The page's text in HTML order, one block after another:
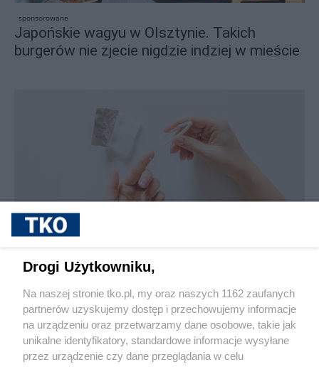
sponsorowane
Japońskie wagyu w Olsztynie. Takich
burgerów nie zjecie nigdzie indziej w mieście
Jak rozpoznać, że soczewki kontaktowe są
Pokaż więcej
Drogi Użytkowniku,
Na naszej stronie tko.pl, my oraz naszych 1162 zaufanych
partnerów uzyskujemy dostęp i przechowujemy informacje
na urządzeniu oraz przetwarzamy dane osobowe, takie jak
unikalne identyfikatory, standardowe informacje wysyłane
przez urządzenie czy dane przeglądania w celu